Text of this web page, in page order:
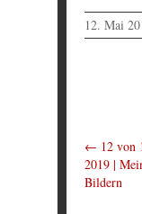
12. Mai
← 12 von
2019 |
Bildern